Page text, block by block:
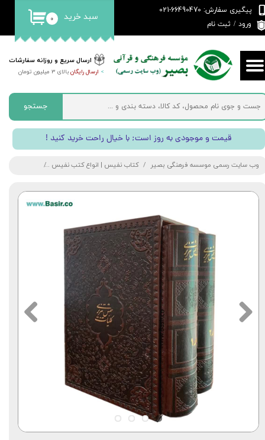
ارسال سریع و روزانه سفارشات
> ارسال رایگانبالای 3 میلیون تومان
پیگیری سفارش: 66490470-021
ورود / ثبت نام
حساب کاربری من
تغییر گذر واژه
سفارشات
خروج از حساب کاربری
۰ سبد خرید
جستجو
! قیمت و موجودی به روز است; با خیال راحت خرید کنید
وب سایت رسمی موسسه فرهنگی بصیر کتاب نفیس | انواع کتب نفیس